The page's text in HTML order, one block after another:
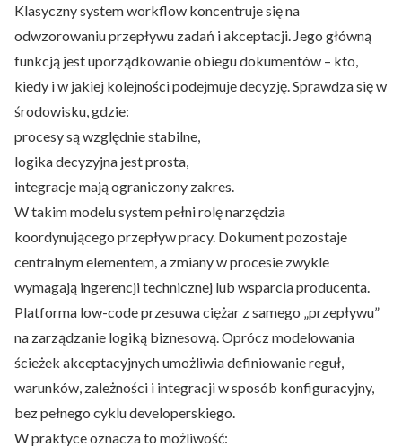
Klasyczny system workflow koncentruje się na
odwzorowaniu przepływu zadań i akceptacji. Jego główną
funkcją jest uporządkowanie obiegu dokumentów – kto,
kiedy i w jakiej kolejności podejmuje decyzję. Sprawdza się w
środowisku, gdzie:
procesy są względnie stabilne,
logika decyzyjna jest prosta,
integracje mają ograniczony zakres.
W takim modelu system pełni rolę narzędzia
koordynującego przepływ pracy. Dokument pozostaje
centralnym elementem, a zmiany w procesie zwykle
wymagają ingerencji technicznej lub wsparcia producenta.
Platforma low-code przesuwa ciężar z samego „przepływu”
na zarządzanie logiką biznesową. Oprócz modelowania
ścieżek akceptacyjnych umożliwia definiowanie reguł,
warunków, zależności i integracji w sposób konfiguracyjny,
bez pełnego cyklu developerskiego.
W praktyce oznacza to możliwość: